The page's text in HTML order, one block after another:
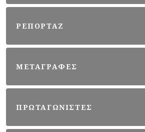
ΡΕΠΟΡΤΑΖ
ΜΕΤΑΓΡΑΦΕΣ
ΠΡΩΤΑΓΩΝΙΣΤΕΣ